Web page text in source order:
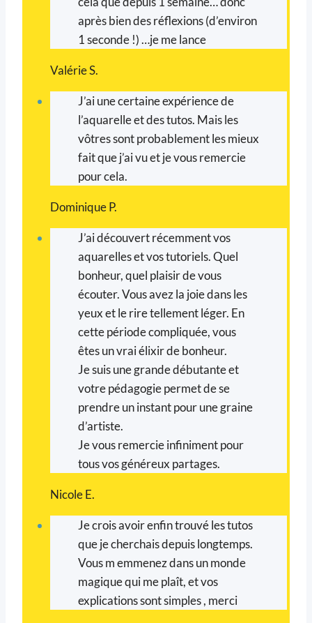
après bien des réflexions (d’environ
1 seconde !) …je me lance
Valérie S.
J’ai une certaine expérience de
l’aquarelle et des tutos. Mais les
vôtres sont probablement les mieux
fait que j’ai vu et je vous remercie
pour cela.
Dominique P.
J’ai découvert récemment vos
aquarelles et vos tutoriels. Quel
bonheur, quel plaisir de vous
écouter. Vous avez la joie dans les
yeux et le rire tellement léger. En
cette période compliquée, vous
êtes un vrai élixir de bonheur.
Je suis une grande débutante et
votre pédagogie permet de se
prendre un instant pour une graine
d’artiste.
Je vous remercie infiniment pour
tous vos généreux partages.
Nicole E.
Je crois avoir enfin trouvé les tutos
que je cherchais depuis longtemps.
Vous m emmenez dans un monde
magique qui me plaît, et vos
explications sont simples , merci